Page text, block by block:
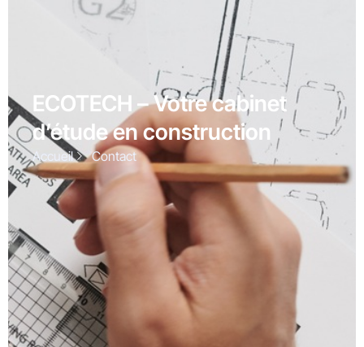
ECOTECH – Votre cabinet
d’étude en construction
Accueil Contact